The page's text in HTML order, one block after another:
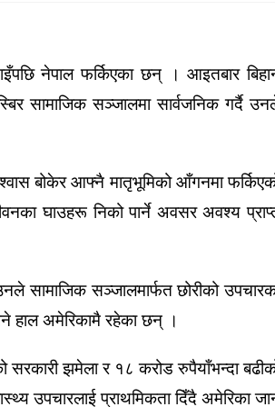
नेपाल फर्किएका छन् । आइतबार
सामाजिक सञ्जालमा सार्वजनिक गर्दै
बोकेर आफ्नै मातृभूमिको आँगनमा
घाउहरू निको पार्ने अवसर अवश्य
सामाजिक सञ्जालमार्फत छोरीको
हाल अमेरिकामै रहेका छन् ।
सरकारी झमेला र १८ करोड रुपैयाँभन्दा
उपचारलाई प्राथमिकता दिँदै अमेरिका